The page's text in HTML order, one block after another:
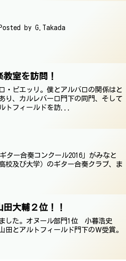
by G.Takada
室を訪問！
・ピエッリ。僕とアルバロの関係はと
り、カルレバーロ門下の同門、そして
トフィールドを訪...
合奏コンクール2016」がみなと
校及び大学）のギター合奏クラブ、ま
大輔２位！！
した。オヌール部門1位 小暮浩史
とアルトフィールド門下のＷ受賞。